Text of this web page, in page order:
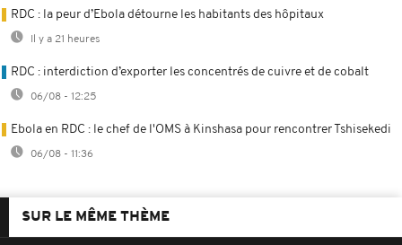
RDC : la peur d’Ebola détourne les habitants des hôpitaux
Il y a 21 heures
RDC : interdiction d’exporter les concentrés de cuivre et de cobalt
06/08 - 12:25
Ebola en RDC : le chef de l'OMS à Kinshasa pour rencontrer Tshisekedi
06/08 - 11:36
SUR LE MÊME THÈME